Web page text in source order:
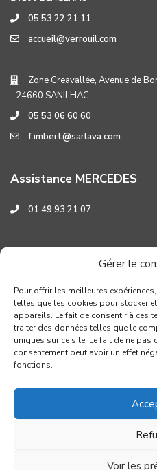
Gérer le
Pour offrir les meilleures
telles que les cookies pour stocker
appareils. Le fait de consentir à ces
traiter des données telles que le
uniques sur ce site. Le fait de ne pas
consentement peut avoir un effet
fonctions.
Voir les
05 53 22 21 11
accueil@verrouil.com
Zone Creavallée, Avenue de
24660 SANILHAC
05 53 06 60 60
f.imbert@sarlava.com
Assistance MERCEDES
01 49 93 21 07
Assistance HYUNDAI